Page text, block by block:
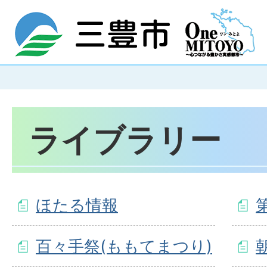
ライブラリー
ほたる情報
百々手祭(ももてまつり)